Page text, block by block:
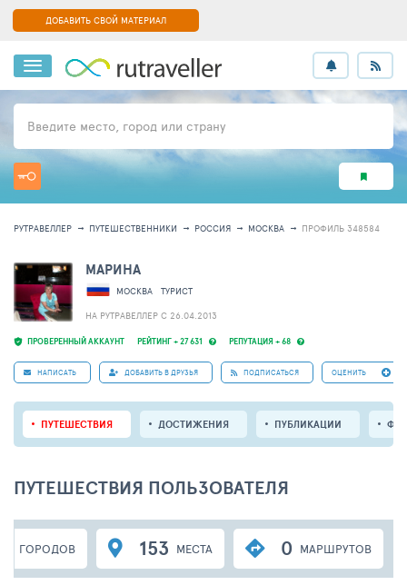
ДОБАВИТЬ СВОЙ МАТЕРИАЛ
Введите место, город или страну
РУТРАВЕЛЛЕР ПУТЕШЕСТВЕННИКИ РОССИЯ МОСКВА ПРОФИЛЬ 348584
ПРОВЕРЕННЫЙ АККАУНТ РЕЙТИНГ + 27 631 РЕПУТАЦИЯ + 68
МАРИНА
МОСКВА
ТУРИСТ
НА РУТРАВЕЛЛЕР C 26.04.2013
НАПИСАТЬ ДОБАВИТЬ В ДРУЗЬЯ ПОДПИСАТЬСЯ ОЦЕНИТЬ
ПУТЕШЕСТВИЯ ДОСТИЖЕНИЯ ПУБЛИКАЦИИ
ПУТЕШЕСТВИЯ ПОЛЬЗОВАТЕЛЯ
ГОРОДОВ 153 МЕСТА 0 МАРШРУТОВ